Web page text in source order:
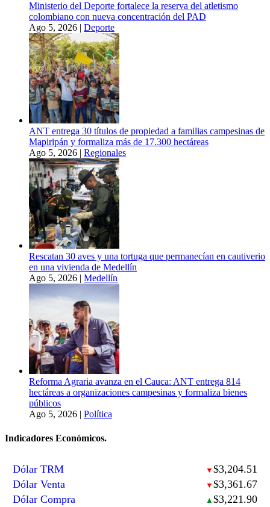
Ministerio del Deporte fortalece la reserva del atletismo
colombiano con nueva concentración del PAD
Ago 5, 2026 | Deporte
ANT entrega 30 títulos de propiedad a familias campesinas de
Mapiripán y formaliza más de 17.300 hectáreas
Ago 5, 2026 | Regionales
Rescatan 30 aves y una tortuga que permanecían en cautiverio
en una vivienda de Medellín
Ago 5, 2026 | Medellín
Reforma Agraria avanza en el Cauca: ANT entrega 814
hectáreas a organizaciones campesinas y formaliza bienes
públicos
Ago 5, 2026 | Política
Indicadores Económicos.
Dólar TRM ▼ $3,204.51
Dólar Venta
▼ $3,361.67
Dólar Compra
▲ $3,221.90